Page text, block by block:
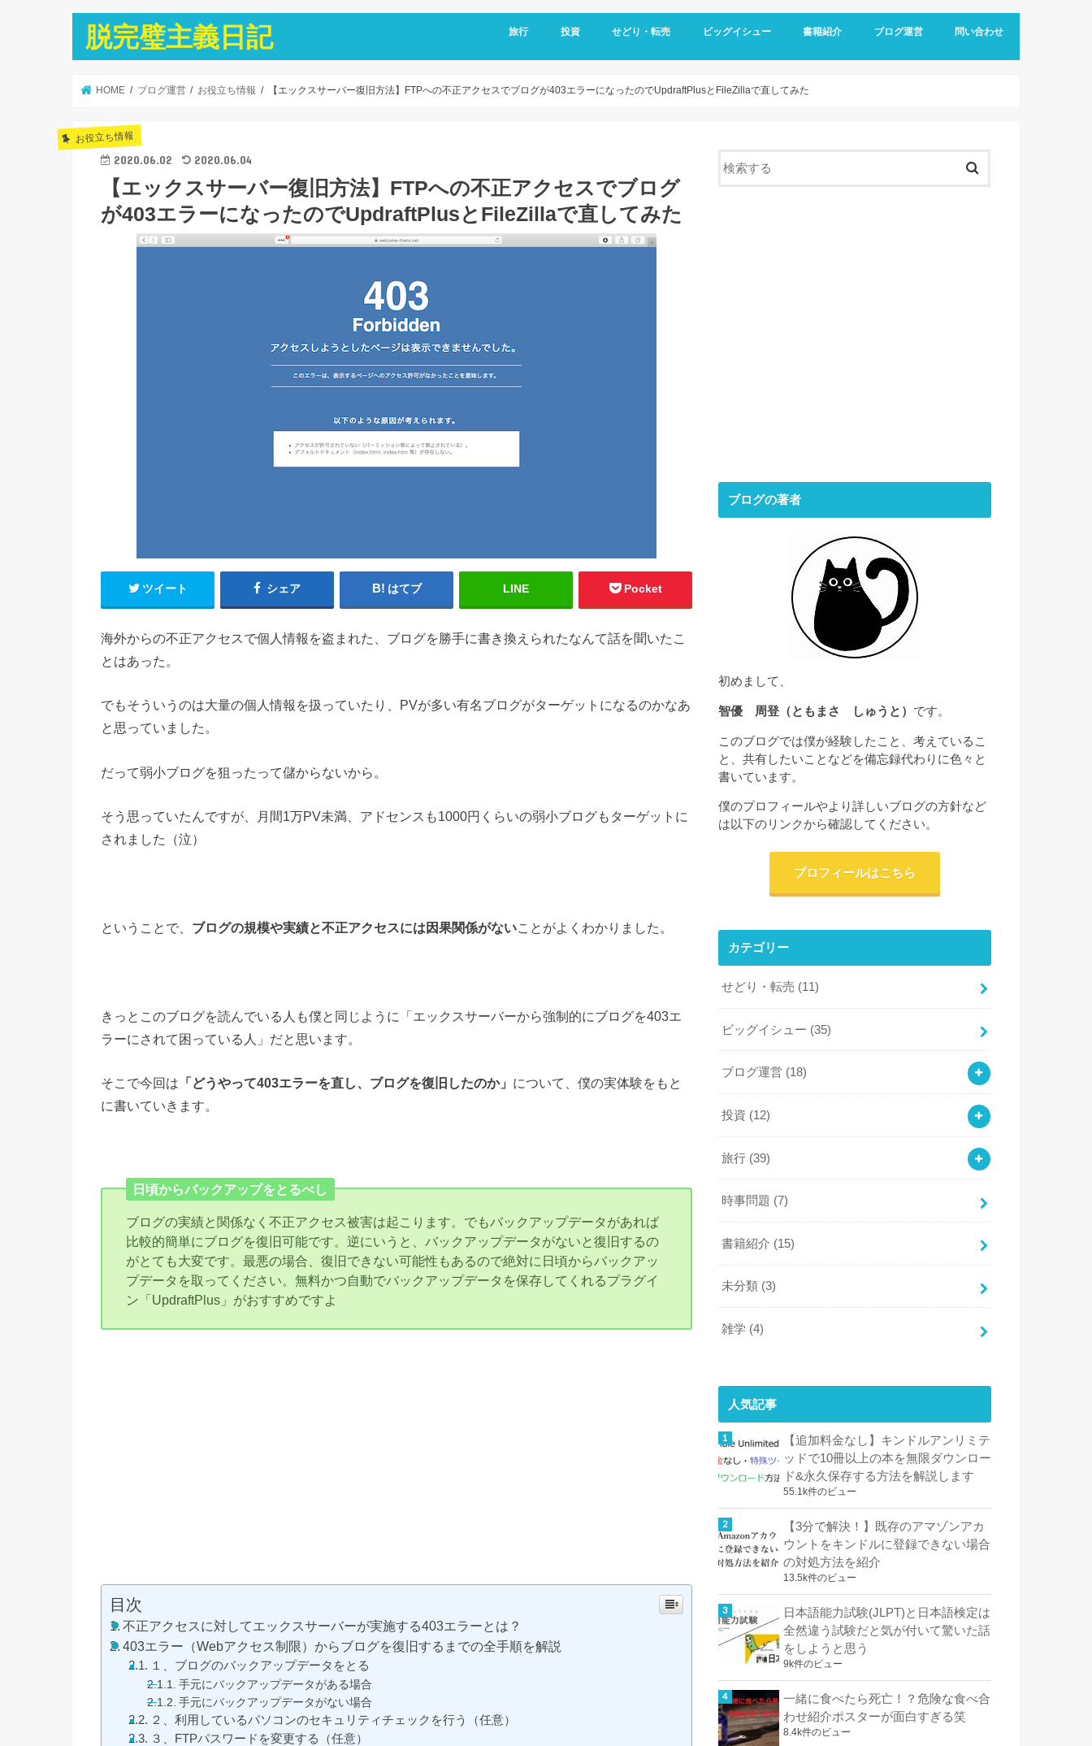
脱完璧主義日記 旅行 投資 せどり・転売 ビッグイシュー 書籍紹介 ブログ運営 問い合わせ
HOME ブログ運営 お役立ち情報 【エックスサーバー復旧方法】FTPへの不正アクセスでブログが403エラーになったのでUpdraftPlusとFileZillaで直してみた
お役立ち情報
2020.06.02 2020.06.04
【エックスサーバー復旧方法】FTPへの不正アクセスでブログ
が403エラーになったのでUpdraftPlusとFileZillaで直してみた
ツイート シェア はてブ LINE Pocket
海外からの不正アクセスで個人情報を盗まれた、ブログを勝手に書き換えられたなんて話を聞いたこ
とはあった。
でもそういうのは大量の個人情報を扱っていたり、PVが多い有名ブログがターゲットになるのかなあ
と思っていました。
だって弱小ブログを狙ったって儲からないから。
そう思っていたんですが、月間1万PV未満、アドセンスも1000円くらいの弱小ブログもターゲットに
されました（泣）
ということで、 ブログの規模や実績と不正アクセスには因果関係がないことがよくわかりました。
きっとこのブログを読んでいる人も僕と同じように「エックスサーバーから強制的にブログを403エ
ラーにされて困っている人」だと思います。
そこで今回は 「どうやって403エラーを直し、ブログを復旧したのか」 について、僕の実体験をもと
に書いていきます。
日頃からバックアップをとるべし
ブログの実績と関係なく不正アクセス被害は起こります。でもバックアップデータがあれば
比較的簡単にブログを復旧可能です。逆にいうと、バックアップデータがないと復旧するの
がとても大変です。最悪の場合、復旧できない可能性もあるので絶対に日頃からバックアッ
プデータを取ってください。無料かつ自動でバックアップデータを保存してくれるプラグイ
ン「UpdraftPlus」がおすすめですよ
目次
不正アクセスに対してエックスサーバーが実施する403エラーとは？
403エラー（Webアクセス制限）からブログを復旧するまでの全手順を解説
１、ブログのバックアップデータをとる
手元にバックアップデータがある場合
手元にバックアップデータがない場合
２、利用しているパソコンのセキュリティチェックを行う（任意）
３、FTPパスワードを変更する（任意）
ブログの著者
初めまして、
智優 周登（ともまさ しゅうと） です。
このブログでは僕が経験したこと、考えているこ
と、共有したいことなどを備忘録代わりに色々と
書いています。
僕のプロフィールやより詳しいブログの方針など
は以下のリンクから確認してください。
プロフィールはこちら
カテゴリー
せどり・転売 (11)
ビッグイシュー (35)
ブログ運営 (18)
投資 (12)
旅行 (39)
時事問題 (7)
書籍紹介 (15)
未分類 (3)
雑学 (4)
人気記事
【追加料金なし】キンドルアンリミテ
ッドで10冊以上の本を無限ダウンロー
ド&永久保存する方法を解説します
55.1k件のビュー
【3分で解決！】既存のアマゾンアカ
ウントをキンドルに登録できない場合
の対処方法を紹介
13.5k件のビュー
日本語能力試験(JLPT)と日本語検定は
全然違う試験だと気が付いて驚いた話
をしようと思う
9k件のビュー
一緒に食べたら死亡！？危険な食べ合
わせ紹介ポスターが面白すぎる笑
8.4k件のビュー